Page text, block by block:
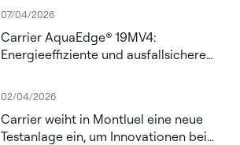
07/04/2026
Carrier AquaEdge® 19MV4:
Energieeffiziente und ausfallsichere
steigender thermischer Dichte
02/04/2026
Carrier weiht in Montluel eine neue
Testanlage ein, um Innovationen bei